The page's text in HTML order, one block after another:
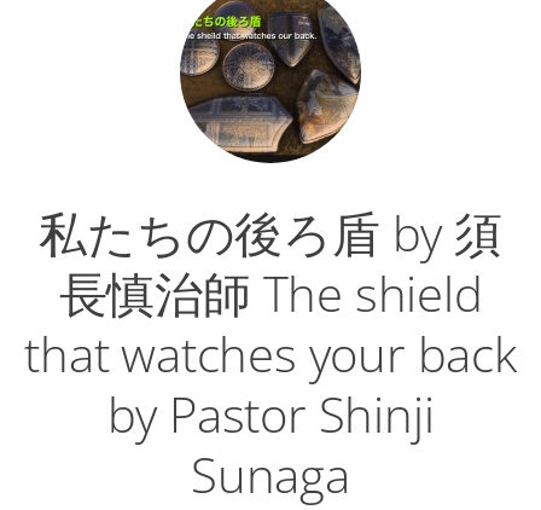
私たちの後ろ盾 by 須
長慎治師 The shield
that watches your back
by Pastor Shinji
Sunaga